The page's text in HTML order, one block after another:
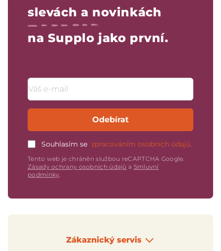
slevách a novinkách
na Supplo jako první.
Emailová adresa
Odebírat
Souhlasím se zpracováním osobních údajů.
Tento web je chráněn službou reCAPTCHA Google.
Zásady ochrany osobních údajů a Smluvní
podmínky.
Zákaznický servis